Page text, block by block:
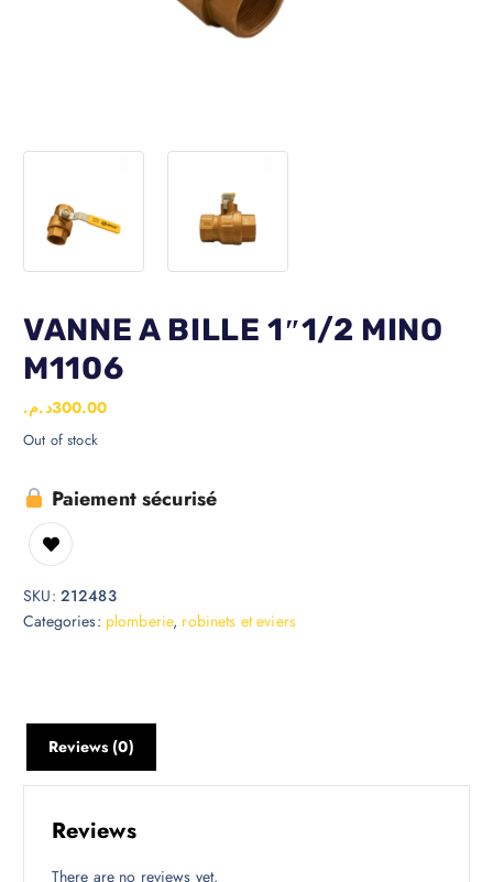
VANNE A BILLE 1″1/2 MINO
M1106
300.00د.م.
Out of stock
Paiement sécurisé
SKU: 212483
Categories: plomberie, robinets et eviers
Reviews (0)
Reviews
There are no reviews yet.